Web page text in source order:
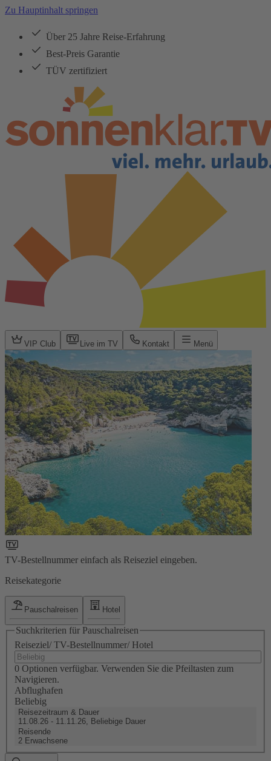
Zu Hauptinhalt springen
Über 25 Jahre Reise-Erfahrung
Best-Preis Garantie
TÜV zertifiziert
VIP Club Live im TV Kontakt Menü
TV-Bestellnummer einfach als Reiseziel eingeben.
Reisekategorie
Pauschalreisen Hotel
Suchkriterien für Pauschalreisen
Reiseziel/ TV-Bestellnummer/ Hotel
0 Optionen verfügbar. Verwenden Sie die Pfeiltasten zum
Navigieren.
Abflughafen
Beliebig
Reisezeitraum & Dauer
11.08.26 - 11.11.26, Beliebige Dauer
Reisende
2 Erwachsene